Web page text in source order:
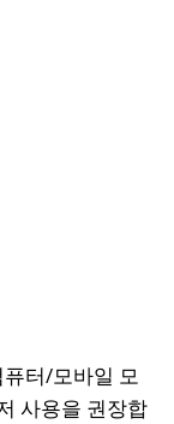
퓨터/모바일 모
사용을 권장합